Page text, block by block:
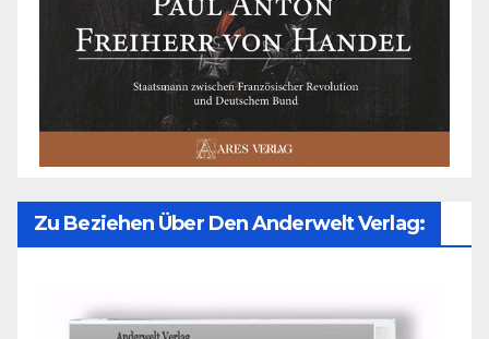
Zu Beziehen Über Den Anderwelt Verlag: